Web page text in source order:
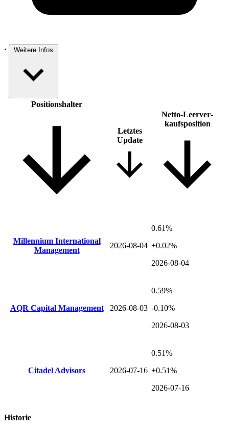
·
Positions­halter
Letztes
Update
Netto-Leer­ver­
kaufsposition
Millennium International
Management
2026-08-04
0.61%
+0.02%
2026-08-04
AQR Capital Management 2026-08-03
0.59%
-0.10%
2026-08-03
Citadel Advisors 2026-07-16
0.51%
+0.51%
2026-07-16
Historie